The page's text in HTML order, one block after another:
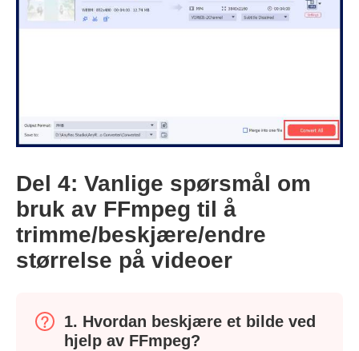
Del 4: Vanlige spørsmål om
bruk av FFmpeg til å
trimme/beskjære/endre
størrelse på videoer
1. Hvordan beskjære et bilde ved
hjelp av FFmpeg?